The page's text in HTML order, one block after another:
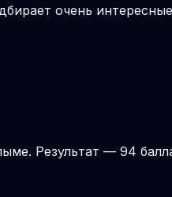
очень
Результат — 94